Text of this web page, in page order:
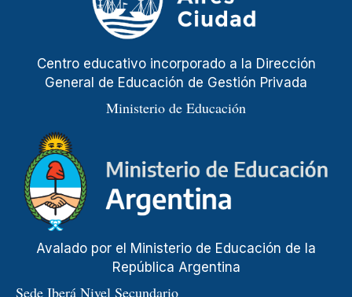
Centro educativo incorporado a la Dirección
General de Educación de Gestión Privada
Ministerio de Educación
Avalado por el Ministerio de Educación de la
República Argentina
Sede Iberá Nivel Secundario